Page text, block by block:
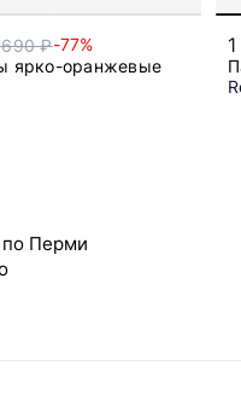
₽-77%
ярко-оранжевые
по Перми